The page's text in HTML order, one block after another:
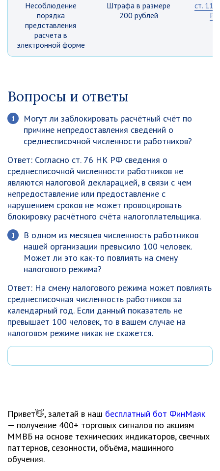
Несоблюдение
порядка
представления
расчета в
электронной форме
Штрафа в размере
200 рублей
ст.
Вопросы и ответы
Могут ли заблокировать расчётный счёт по
причине непредоставления сведений о
среднесписочной численности работников?
Ответ: Согласно ст. 76 НК РФ сведения о
среднесписочной численности работников не
являются налоговой декларацией, в связи с чем
непредоставление или предоставление с
нарушением сроков не может провоцировать
блокировку расчётного счёта налогоплательщика.
В одном из месяцев численность работников
нашей организации превысило 100 человек.
Может ли это как-то повлиять на смену
налогового режима?
Ответ: На смену налогового режима может повлиять
среднесписочная численность работников за
календарный год. Если данный показатель не
превышает 100 человек, то в вашем случае на
налоговом режиме никак не скажется.
Привет👋, залетай в наш бесплатный бот ФинМаяк
— получение 400+ торговых сигналов по акциям
ММВБ на основе технических индикаторов, свечных
паттернов, сезонности, объёма, машинного
обучения.